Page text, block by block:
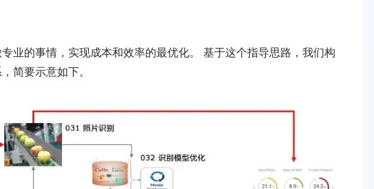
业的事情，实现成本和效率的最优化。 基于这个指导思路，我们构
简要示意如下。